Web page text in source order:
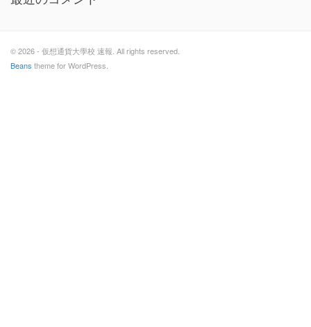
© 2026 - 仮想通貨大學校 速報. All rights reserved.
Beans theme for WordPress.